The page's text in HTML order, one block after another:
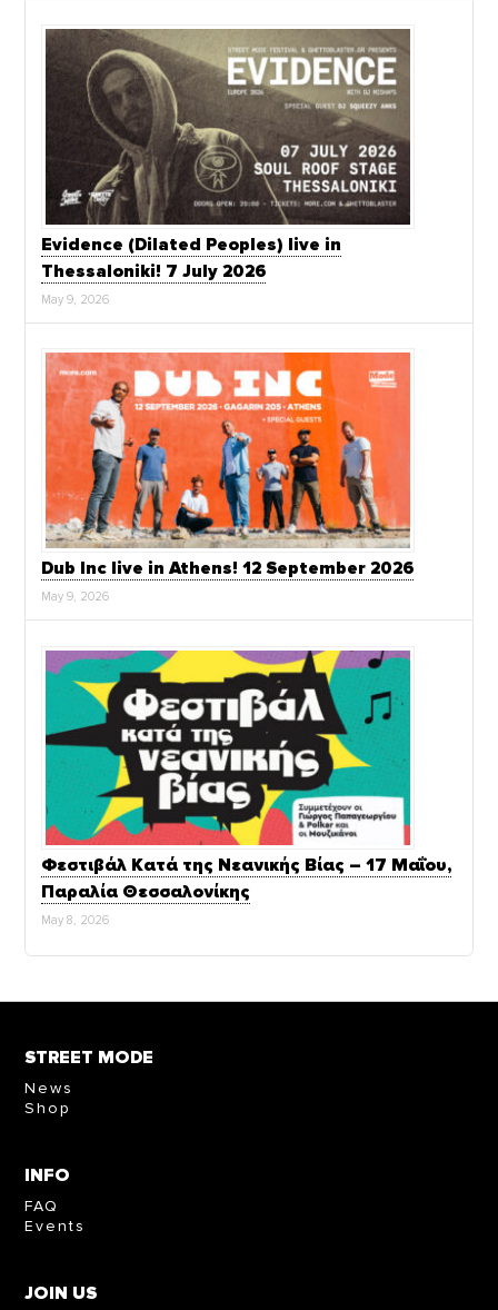
Evidence (Dilated Peoples) live in
Thessaloniki! 7 July 2026
May 9, 2026
Dub Inc live in Athens! 12 September 2026
May 9, 2026
Φεστιβάλ Κατά της Νεανικής Βίας – 17 Μαΐου,
Παραλία Θεσσαλονίκης
May 8, 2026
STREET MODE
News
Shop
INFO
FAQ
Events
JOIN US